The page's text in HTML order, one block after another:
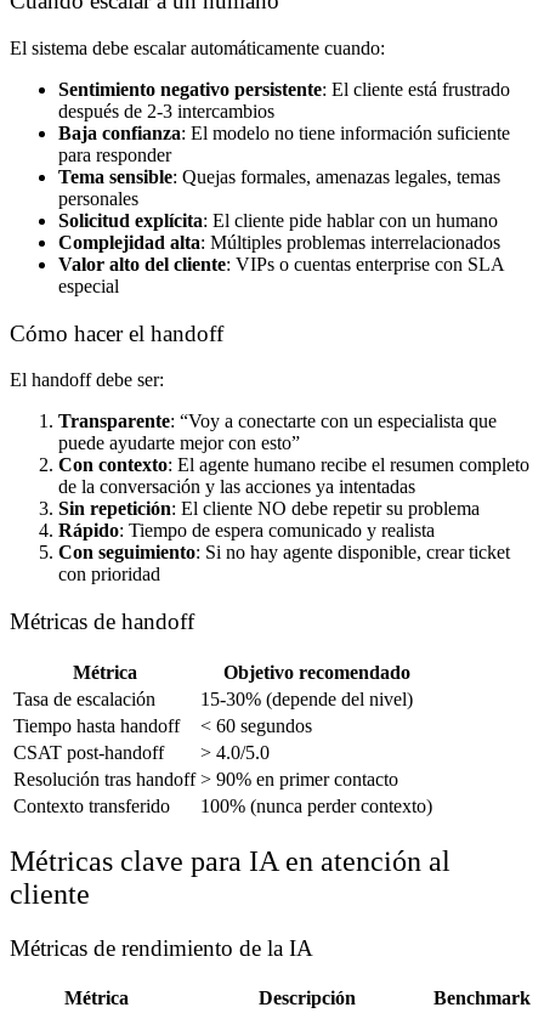
El sistema debe escalar automáticamente cuando:
Sentimiento negativo persistente: El cliente está frustrado
después de 2-3 intercambios
Baja confianza: El modelo no tiene información suficiente
para responder
Tema sensible: Quejas formales, amenazas legales, temas
personales
Solicitud explícita: El cliente pide hablar con un humano
Complejidad alta: Múltiples problemas interrelacionados
Valor alto del cliente: VIPs o cuentas enterprise con SLA
especial
Cómo hacer el handoff
El handoff debe ser:
Transparente: “Voy a conectarte con un especialista que
puede ayudarte mejor con esto”
Con contexto: El agente humano recibe el resumen completo
de la conversación y las acciones ya intentadas
Sin repetición: El cliente NO debe repetir su problema
Rápido: Tiempo de espera comunicado y realista
Con seguimiento: Si no hay agente disponible, crear ticket
con prioridad
Métricas de handoff
Métrica
Objetivo recomendado
Tasa de escalación
15-30% (depende del nivel)
Tiempo hasta handoff
< 60 segundos
CSAT post-handoff
> 4.0/5.0
Resolución tras handoff > 90% en primer contacto
Contexto transferido
100% (nunca perder contexto)
Métricas clave para IA en atención al
cliente
Métricas de rendimiento de la IA
Métrica Descripción
Benchmark